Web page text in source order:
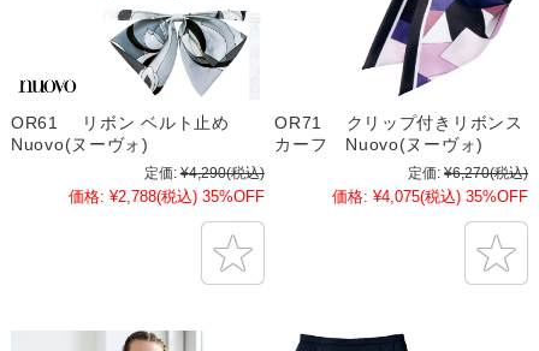
OR61 リボン ベルト止め
Nuovo(ヌーヴォ)
定価: ¥4,290(税込)
価格: ¥2,788(税込) 35%OFF
OR71 クリップ付きリボンス
カーフ Nuovo(ヌーヴォ)
定価: ¥6,270(税込)
価格: ¥4,075(税込) 35%OFF